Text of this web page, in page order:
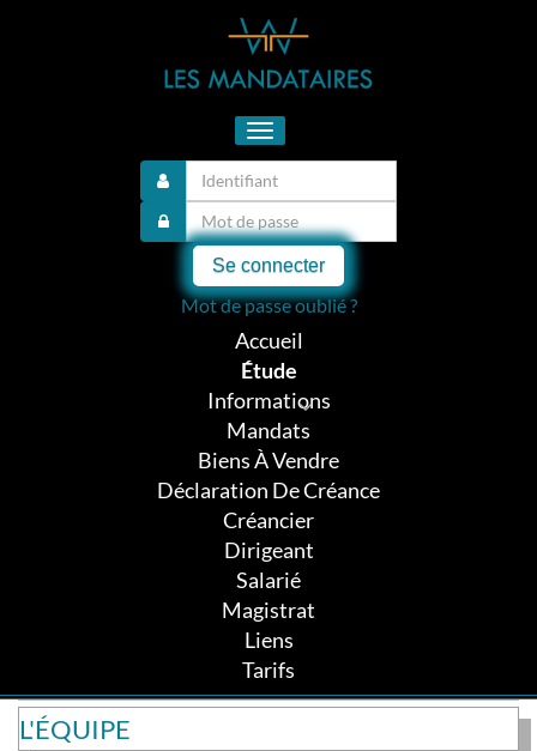
Toggle
navigation
Se connecter
Mot de passe oublié ?
Accueil
Étude
Informations
Mandats
Biens À Vendre
Déclaration De Créance
Créancier
Dirigeant
Salarié
Magistrat
Liens
Tarifs
L'ÉQUIPE